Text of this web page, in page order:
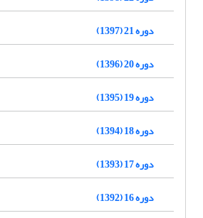
دوره 21 (1397)
دوره 20 (1396)
دوره 19 (1395)
دوره 18 (1394)
دوره 17 (1393)
دوره 16 (1392)